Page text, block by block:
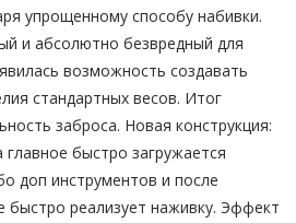
упрощенному способу набивки.
и абсолютно безвредный для
возможность создавать
стандартных весов. Итог
заброса. Новая конструкция:
быстро загружается
доп инструментов и после
быстро реализует наживку. Эффект